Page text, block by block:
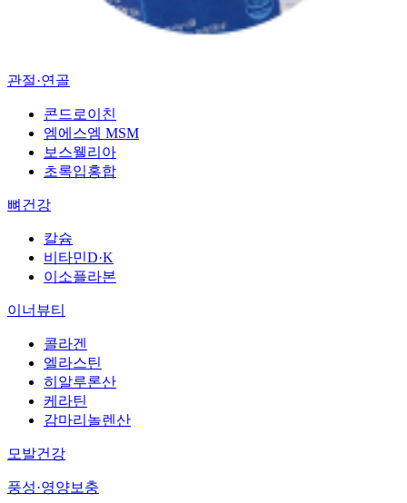
관절·연골
콘드로이친
엠에스엠 MSM
보스웰리아
초록입홍합
뼈건강
칼슘
비타민D·K
이소플라본
이너뷰티
콜라겐
엘라스틴
히알루론산
케라틴
감마리놀렌산
모발건강
풍성·영양보충